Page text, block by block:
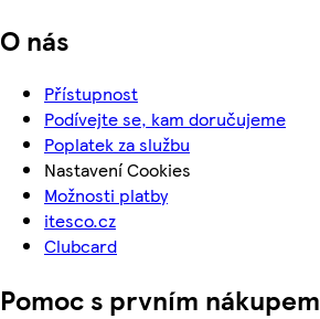
O nás
Přístupnost
Podívejte se, kam doručujeme
Poplatek za službu
Nastavení Cookies
Možnosti platby
itesco.cz
Clubcard
Pomoc s prvním nákupem